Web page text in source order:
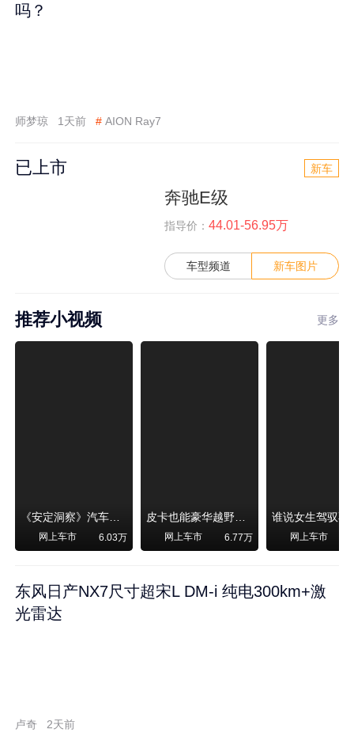
吗？
师梦琼 1天前 # AION Ray7
已上市 新车
奔驰E级
指导价： 44.01-56.95万
车型频道 新车图片
推荐小视频 更多
《安定洞察》汽车烧不烧油，和石油安全无关！
网上车市 6.03万
皮卡也能豪华越野！纵横F700上市，限时卖29.99万起
网上车市 6.77万 网上车市
东风日产NX7尺寸超宋L DM-i 纯电300km+激
光雷达
卢奇 2天前